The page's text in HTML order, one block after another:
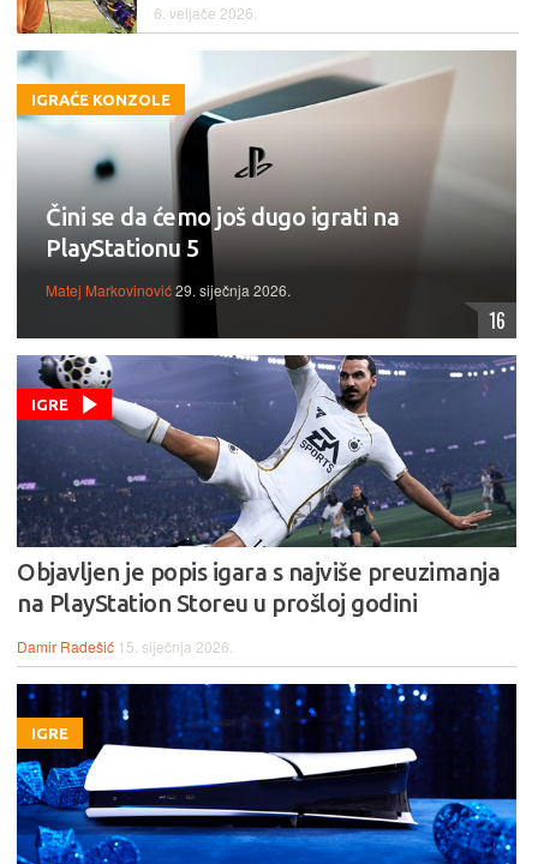
6. veljače 2026.
IGRAĆE KONZOLE
Čini se da ćemo još dugo igrati na
PlayStationu 5
Matej Markovinović29. siječnja 2026.
16
IGRE
Objavljen je popis igara s najviše preuzimanja
na PlayStation Storeu u prošloj godini
Damir Radešić 15. siječnja 2026.
IGRE